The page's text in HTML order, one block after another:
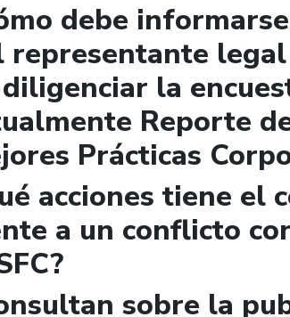
debe
representante
la
Reporte
Prácticas
acciones tiene el
a un conflicto
sobre la